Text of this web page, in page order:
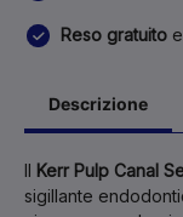
Reso gratuito
Descrizione
Il Kerr Pulp Canal
sigillante